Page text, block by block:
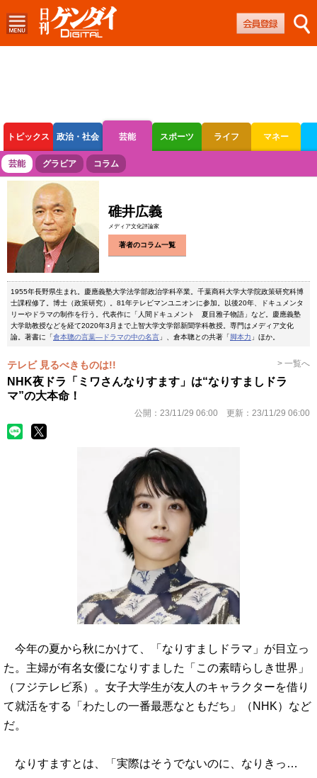
トピックス 政治・社会 芸能 スポーツ ライフ マネー
ボートレース 競輪 オートレース
芸能 グラビア コラム
碓井広義
メディア文化評論家
著者のコラム一覧
1955年長野県生まれ。慶應義塾大学法学部政治学科卒業。千葉商科大学大学院政策研究科博
士課程修了。博士（政策研究）。81年テレビマンユニオンに参加。以後20年、ドキュメンタ
リーやドラマの制作を行う。代表作に「人間ドキュメント 夏目雅子物語」など。慶應義塾
大学助教授などを経て2020年3月まで上智大学文学部新聞学科教授。専門はメディア文化
論。著書に「倉本聰の言葉―ドラマの中の名言 」、倉本聰との共著「脚本力 」ほか。
テレビ 見るべきものは!! > 一覧へ
NHK夜ドラ「ミワさんなりすます」は“なりすましドラ
マ”の大本命！
公開： 23/11/29 06:00 更新： 23/11/29 06:00
今年の夏から秋にかけて、「なりすましドラマ」が目立っ
た。主婦が有名女優になりすました「この素晴らしき世界」
（フジテレビ系）。女子大学生が友人のキャラクターを借り
て就活をする「わたしの一番最悪なともだち」（NHK）など
だ。
なりすますとは、「実際はそうでないのに、なりきっ…